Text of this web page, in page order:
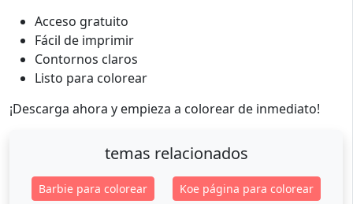
Acceso gratuito
Fácil de imprimir
Contornos claros
Listo para colorear
¡Descarga ahora y empieza a colorear de inmediato!
temas relacionados
Barbie para colorear
Koe página para colorear